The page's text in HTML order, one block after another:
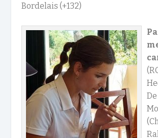
Bordelais (+132)